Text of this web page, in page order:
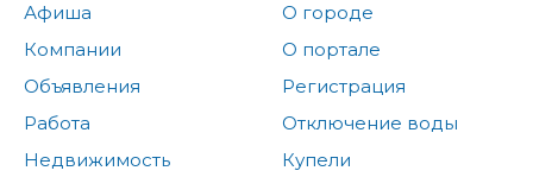
Афиша
Компании
Объявления
Работа
Недвижимость
О городе
О портале
Регистрация
Отключение воды
Купели